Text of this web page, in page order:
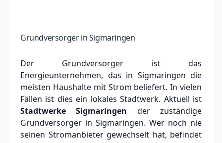
Grundversorger in Sigmaringen
Der Grundversorger ist das
Energieunternehmen, das in Sigmaringen die
meisten Haushalte mit Strom beliefert. In vielen
Fällen ist dies ein lokales Stadtwerk. Aktuell ist
Stadtwerke Sigmaringen der zuständige
Grundversorger in Sigmaringen. Wer noch nie
seinen Stromanbieter gewechselt hat, befindet